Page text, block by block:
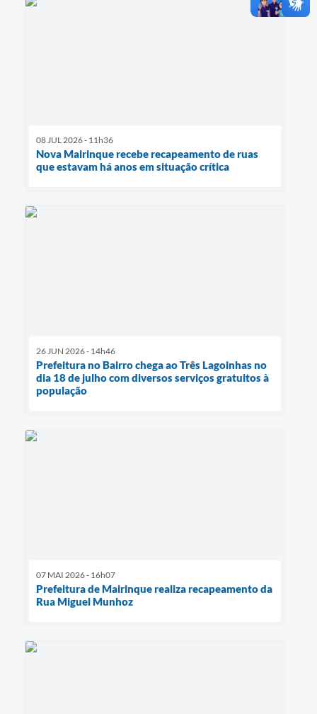
08 JUL 2026 - 11h36
Nova Mairinque recebe recapeamento de ruas
que estavam há anos em situação crítica
26 JUN 2026 - 14h46
Prefeitura no Bairro chega ao Três Lagoinhas no
dia 18 de julho com diversos serviços gratuitos à
população
07 MAI 2026 - 16h07
Prefeitura de Mairinque realiza recapeamento da
Rua Miguel Munhoz